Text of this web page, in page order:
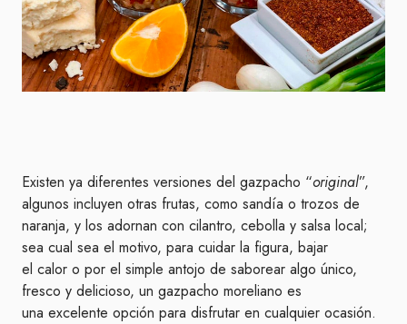
Existen ya diferentes versiones del gazpacho “original”,
algunos incluyen otras frutas, como sandía o trozos de
naranja, y los adornan con cilantro, cebolla y salsa local;
sea cual sea el motivo, para cuidar la figura, bajar
el calor o por el simple antojo de saborear algo único,
fresco y delicioso, un gazpacho moreliano es
una excelente opción para disfrutar en cualquier ocasión.